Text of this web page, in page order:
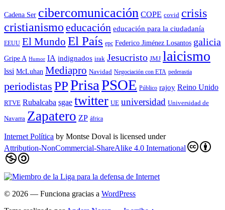
Cadena Ser cibercomunicación COPE covid crisis
cristianismo educación educación para la ciudadaní­a
EEUU El Mundo El País epc Federico Jiménez Losantos galicia
Gripe A Humor IA indignados irak Jesucristo JMJ laicismo
lssi McLuhan Mediapro Navidad Negociación con ETA pederastia
periodistas PPPrisaPSOE Público rajoy Reino Unido
RTVE Rubalcaba sgae twitter UE universidad Universidad de
Navarra Zapatero ZP áfrica
Internet Política by Montse Doval is licensed under
Attribution-NonCommercial-ShareAlike 4.0 International
© 2026 — Funciona gracias a WordPress